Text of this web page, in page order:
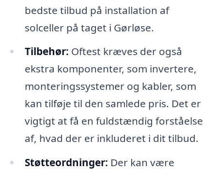
bedste tilbud på installation af
solceller på taget i Gørløse.
Tilbehør: Oftest kræves der også
ekstra komponenter, som invertere,
monteringssystemer og kabler, som
kan tilføje til den samlede pris. Det er
vigtigt at få en fuldstændig forståelse
af, hvad der er inkluderet i dit tilbud.
Støtteordninger: Der kan være